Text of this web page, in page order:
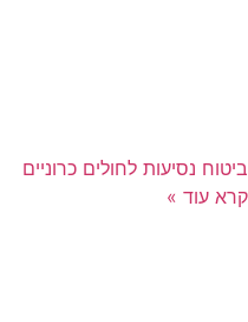
ביטוח נסיעות לחולים כרוניים
קרא עוד »